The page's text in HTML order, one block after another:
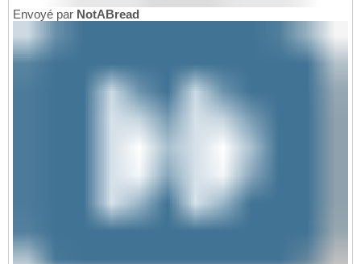
Envoyé par NotABread